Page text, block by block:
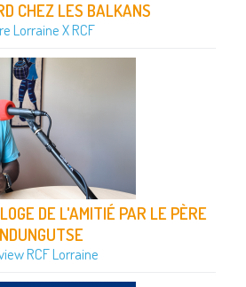
CHEZ LES BALKANS
Lorraine X RCF
DE L'AMITIÉ PAR LE PÈRE
RCF Lorraine